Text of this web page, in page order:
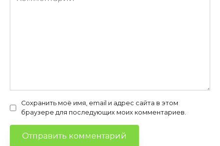
Сохранить моё имя, email и адрес сайта в этом
браузере для последующих моих комментариев.